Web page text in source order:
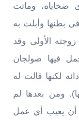
ضحاياه، وماتت
بطنها وأبلت به
زوجته الأولى وقد
فيها صولجان
لكنها قالت له
ومن بعدها لم
أن يعيب أي عمل